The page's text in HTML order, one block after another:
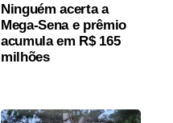
Ninguém acerta a
Mega-Sena e prêmio
acumula em R$ 165
milhões